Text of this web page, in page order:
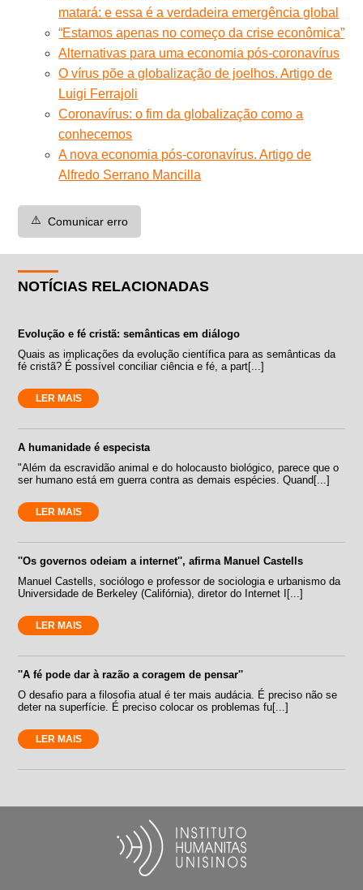
matará: e essa é a verdadeira emergência global
“Estamos apenas no começo da crise econômica”
Alternativas para uma economia pós-coronavírus
O vírus põe a globalização de joelhos. Artigo de
Luigi Ferrajoli
Coronavírus: o fim da globalização como a
conhecemos
A nova economia pós-coronavírus. Artigo de
Alfredo Serrano Mancilla
⚠️ Comunicar erro
NOTÍCIAS RELACIONADAS
Evolução e fé cristã: semânticas em diálogo
Quais as implicações da evolução científica para as semânticas da
fé cristã? É possível conciliar ciência e fé, a part[...]
LER MAIS
A humanidade é especista
"Além da escravidão animal e do holocausto biológico, parece que o
ser humano está em guerra contra as demais espécies. Quand[...]
LER MAIS
''Os governos odeiam a internet'', afirma Manuel Castells
Manuel Castells, sociólogo e professor de sociologia e urbanismo da
Universidade de Berkeley (Califórnia), diretor do Internet I[...]
LER MAIS
''A fé pode dar à razão a coragem de pensar''
O desafio para a filosofia atual é ter mais audácia. É preciso não se
deter na superfície. É preciso colocar os problemas fu[...]
LER MAIS